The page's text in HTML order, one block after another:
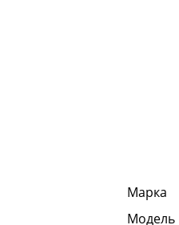
Марка
Модель